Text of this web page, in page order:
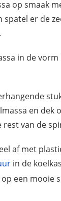
op smaak
spatel er de
in de
en dek
rest van de
af met
in de
een mooie